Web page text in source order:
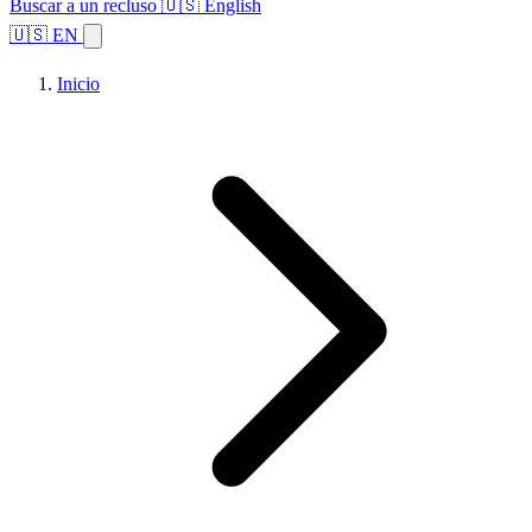
Buscar a un recluso 🇺🇸 English
🇺🇸 EN
Inicio